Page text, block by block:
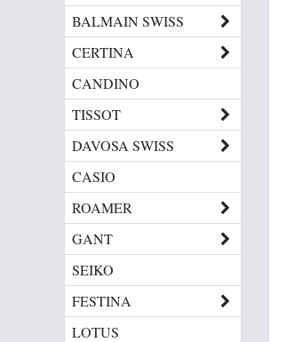
BALMAIN SWISS
CERTINA
CANDINO
TISSOT
DAVOSA SWISS
CASIO
ROAMER
GANT
SEIKO
FESTINA
LOTUS